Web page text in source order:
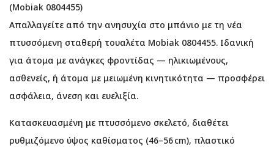
(Mobiak 0804455)
Απαλλαγείτε από την ανησυχία στο μπάνιο με τη νέα
πτυσσόμενη σταθερή τουαλέτα Mobiak 0804455. Ιδανική
για άτομα με ανάγκες φροντίδας — ηλικιωμένους,
ασθενείς, ή άτομα με μειωμένη κινητικότητα — προσφέρει
ασφάλεια, άνεση και ευελιξία.
Κατασκευασμένη με πτυσσόμενο σκελετό, διαθέτει
ρυθμιζόμενο ύψος καθίσματος (46–56 cm), πλαστικό